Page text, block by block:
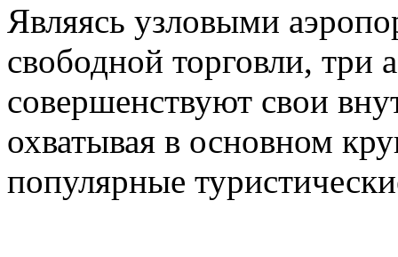
Являясь узловыми
свободной торговли, три
совершенствуют свои
охватывая в основном
популярные